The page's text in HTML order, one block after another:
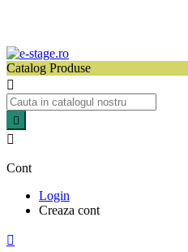
Catalog Produse



Cont
Login
Creaza cont
